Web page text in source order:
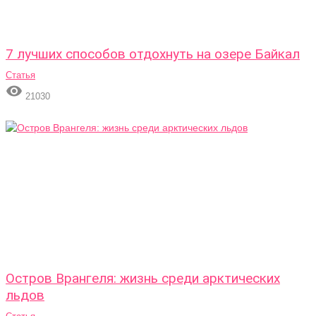
7 лучших способов отдохнуть на озере Байкал
Статья
 21030
Остров Врангеля: жизнь среди арктических
льдов